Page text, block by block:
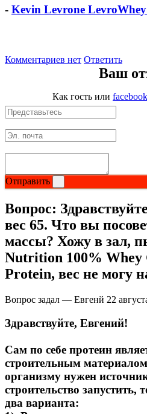
- Kevin Levrone
Комментариев нет Ответить
Ваш
Как гость или facebook
Отправить
Вопрос:
вес 65. Что вы
массы? Хожу в зал,
Nutrition 100% Whey
Protein, вес не могу
Вопрос задал — Евгенй 22
Здравствуйте, Евгений!
Сам по себе протеин
строительным
организму нужен
строительство запустить,
два варианта: